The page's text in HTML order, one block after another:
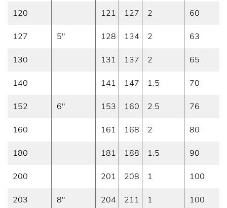
120 121 127 2 60
127 5" 128 134 2 63
130 131 137 2 65
140 141 147 1.5 70
152 6" 153 160 2.5 76
160 161 168 2 80
180 181 188 1.5 90
200 201 208 1 100
203 8" 204 211 1 100